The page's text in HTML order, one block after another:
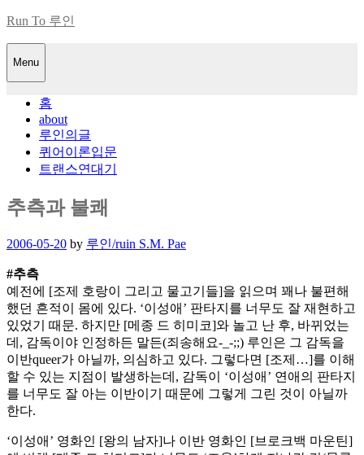
Skip
content
Run To 루인
Menu
홈
about
루인의글
퀴어이론입문
트랜스연대기
추측과 불쾌
Posted
2006-05-20 by 루인/ruin S.M. Pae
#추측
예전에 [조제 호랑이 그리고 물고기들]을 읽으며 꽤나 불편해
했던 흔적이 몸에 있다. ‘이성애’ 판타지를 너무도 잘 재현하고
있었기 때문. 하지만 [메종 드 히미코]와 놀고 난 후, 바뀌었는
데, 감독이야 인정하든 말든(죄송해요-_-;;) 루인은 그 감독을
이반queer가 아닐까, 의심하고 있다. 그렇다면 [조제…]를 이해
할 수 있는 지점이 발생하는데, 감독이 ‘이성애’ 연애의 판타지
를 너무도 잘 아는 이반이기 때문에 그렇게 그린 것이 아닐까
한다.
‘이성애’ 영화인 [왕의 남자]나 이반 영화인 [브로크백 마운틴]